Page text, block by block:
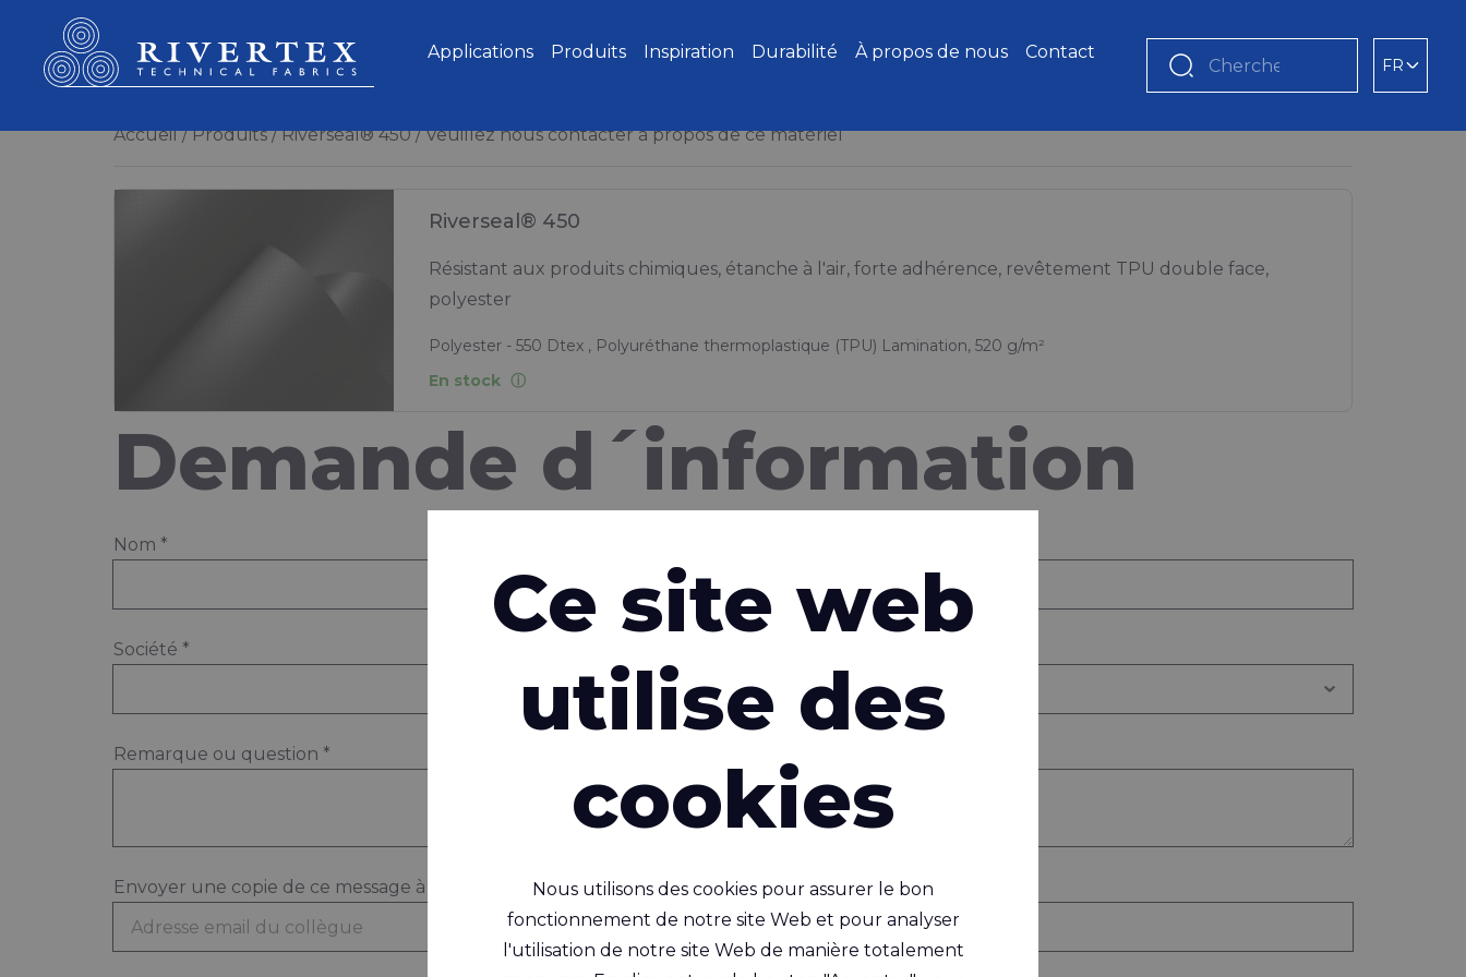
Accueil Produits Riverseal® 450 Veuillez nous contacter à propos de ce matériel
Riverseal® 450
Résistant aux produits chimiques, étanche à l'air, forte adhérence, revêtement TPU double face,
polyester
Polyester - 550 Dtex , Polyuréthane thermoplastique (TPU) Lamination, 520 g/m²
En stock
Demande d´information
Nom *
Société *
Remarque ou question *
Envoyer une copie de ce message à une autre personne
Rivertex Technical Fabrics Group
Applications
Produits Inspiration Durabilité À propos de nous Contact
Chercher FR
Ce site web
utilise des
cookies
Nous utilisons des cookies pour assurer le bon
fonctionnement de notre site Web et pour analyser
l'utilisation de notre site Web de manière totalement